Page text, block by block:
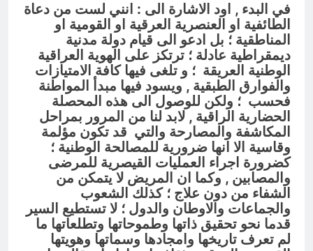
في البدء , اود الاشارة الى : انني لست من دعاة
الطائفية او العنصرية العرقية او القومية او
المناطقية ؛ بل ادعو الى قيام دولة مدنية
ديمقراطية عادلة ؛ ترتكز على الهوية العراقية
الوطنية العريقة ؛ و تلغى فيها كافة الامتيازات
والفوارق الطبقية , ويسود فيها مبدأ المواطنة
فحسب ؛ ولكن للوصول الى هذه المحصلة
الحضارية الراقية , لابد لنا من المرور بمراحل
المكاشفة والمصارحة والتي قد تكون مؤلمة
وقاسية الا انها ضرورية للمصالحة الوطنية ؛
كضرورة اجراء العمليات القيصرية للمرضى
والمصابين , وكما ان المريض لا يتمكن من
الشفاء من دون علاج ؛ كذلك الشعوب
والجماعات والاوطان والدول ؛ لا تستطيع السير
قدما نحو تحقيق ذاتها وطموحاتها وتطلعاتها ما
لم تعرف تاريخها وامجادها وسماتها وهويتها